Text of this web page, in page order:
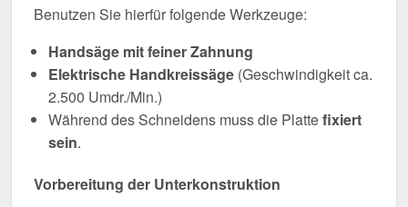
Benutzen Sie hierfür folgende Werkzeuge:
Handsäge mit feiner Zahnung
Elektrische Handkreissäge (Geschwindigkeit ca.
2.500 Umdr./Min.)
Während des Schneidens muss die Plattefixiert
sein.
Vorbereitung der Unterkonstruktion